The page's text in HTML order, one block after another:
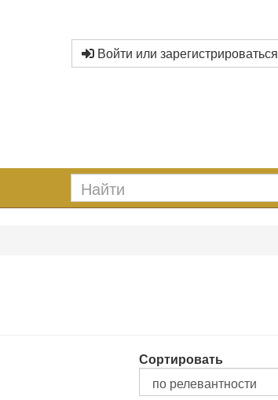
Войти или зарегистрироваться
Сортировать